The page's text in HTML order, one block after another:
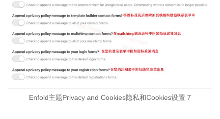
Enfold主题Privacy and Cookies隐私和Cookies设置 7